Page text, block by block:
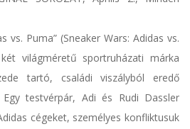
vs. Puma” (Sneaker Wars: Adidas vs.
világméretű sportruházati márka
tartó, családi viszályból eredő
testvérpár, Adi és Rudi Dassler
cégeket, személyes konfliktusuk